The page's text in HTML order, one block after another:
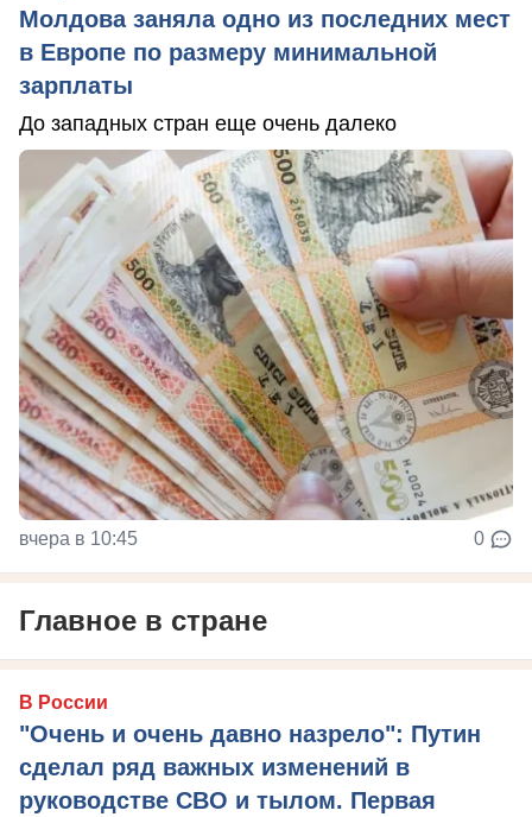
Молдова заняла одно из последних мест
в Европе по размеру минимальной
зарплаты
До западных стран еще очень далеко
вчера в 10:45 0
Главное в стране
В России
"Очень и очень давно назрело": Путин
сделал ряд важных изменений в
руководстве СВО и тылом. Первая